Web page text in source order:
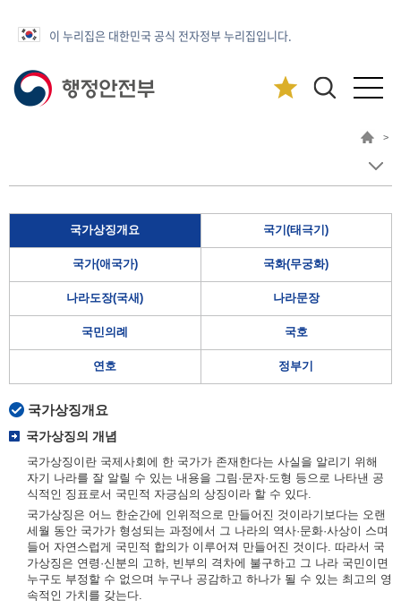
이 누리집은 대한민국 공식 전자정부 누리집입니다.
>
국가상징개요 국기(태극기)
국가(애국가) 국화(무궁화)
나라도장(국새) 나라문장
국민의례 국호
연호 정부기
국가상징개요
국가상징의 개념
국가상징이란 국제사회에 한 국가가 존재한다는 사실을 알리기 위해
자기 나라를 잘 알릴 수 있는 내용을 그림·문자·도형 등으로 나타낸 공
식적인 징표로서 국민적 자긍심의 상징이라 할 수 있다.
국가상징은 어느 한순간에 인위적으로 만들어진 것이라기보다는 오랜
세월 동안 국가가 형성되는 과정에서 그 나라의 역사·문화·사상이 스며
들어 자연스럽게 국민적 합의가 이루어져 만들어진 것이다. 따라서 국
가상징은 연령·신분의 고하, 빈부의 격차에 불구하고 그 나라 국민이면
누구도 부정할 수 없으며 누구나 공감하고 하나가 될 수 있는 최고의 영
속적인 가치를 갖는다.